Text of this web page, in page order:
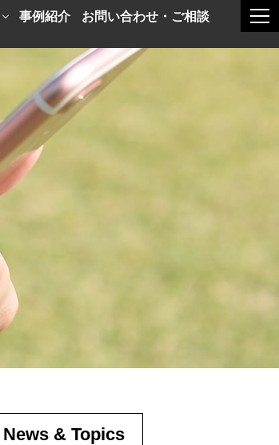
事例紹介 お問い合わせ・ご相談
News & Topics